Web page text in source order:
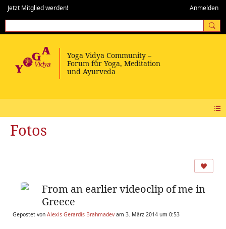
Jetzt Mitglied werden! Anmelden
Fotos
From an earlier videoclip of me in
Greece
Gepostet von Alexis Gerardis Brahmadevam 3. März 2014 um 0:53